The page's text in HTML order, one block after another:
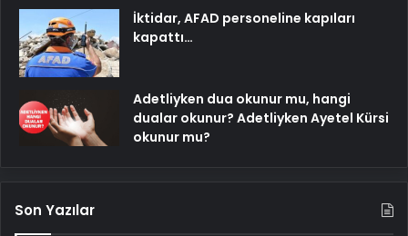
İktidar, AFAD personeline kapıları
kapattı…
Adetliyken dua okunur mu, hangi
dualar okunur? Adetliyken Ayetel Kürsi
okunur mu?
Son Yazılar